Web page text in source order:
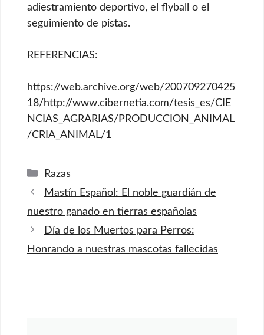
adiestramiento deportivo, el flyball o el
seguimiento de pistas.
REFERENCIAS:
https://web.archive.org/web/200709270425
18/http://www.cibernetia.com/tesis_es/CIE
NCIAS_AGRARIAS/PRODUCCION_ANIMAL
/CRIA_ANIMAL/1
Categorías
Razas
Mastín Español: El noble guardián de
nuestro ganado en tierras españolas
Día de los Muertos para Perros:
Honrando a nuestras mascotas fallecidas